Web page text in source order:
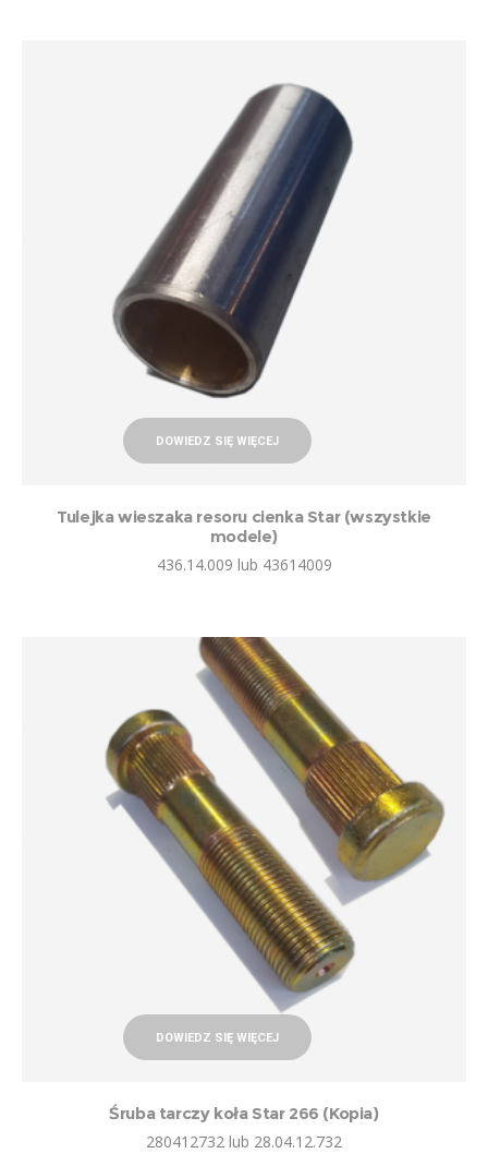
DOWIEDZ SIĘ WIĘCEJ
Tulejka wieszaka resoru cienka Star (wszystkie
modele)
436.14.009 lub 43614009
DOWIEDZ SIĘ WIĘCEJ
Śruba tarczy koła Star 266 (Kopia)
280412732 lub 28.04.12.732